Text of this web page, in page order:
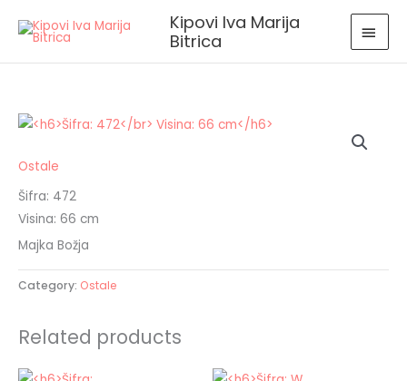
Kipovi Iva Marija
Bitrica
Ostale
Šifra: 472
Visina: 66 cm
Majka Božja
Category: Ostale
Related products